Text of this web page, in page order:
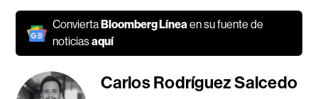
Convierta Bloomberg Líneaen su fuente de
noticiasaquí
Carlos Rodríguez Salcedo